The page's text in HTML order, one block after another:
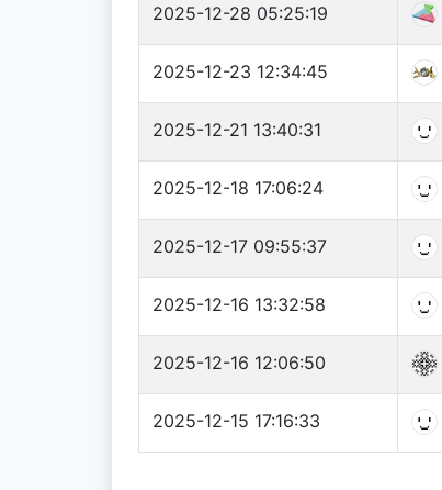
2025-12-28 05:25:19
2025-12-23 12:34:45
2025-12-21 13:40:31
2025-12-18 17:06:24
2025-12-17 09:55:37
2025-12-16 13:32:58
2025-12-16 12:06:50
2025-12-15 17:16:33